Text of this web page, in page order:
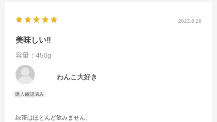
2023.6.26
美味しい‼
容量：450g
わんこ大好き
緑茶はほとんど飲みません。